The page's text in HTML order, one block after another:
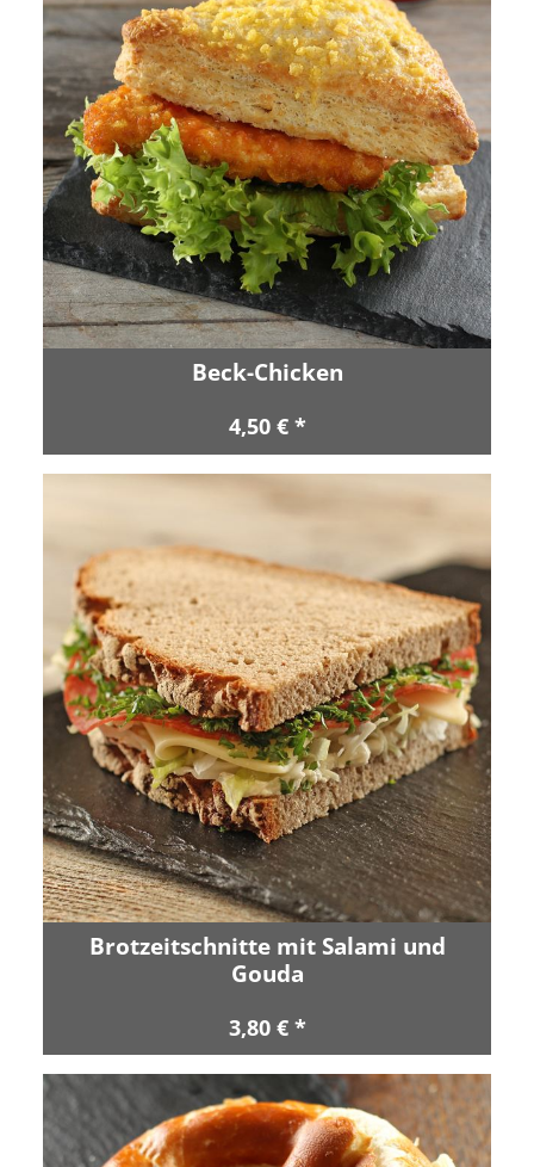
Beck-Chicken
4,50 € *
Brotzeitschnitte mit Salami und
Gouda
3,80 € *